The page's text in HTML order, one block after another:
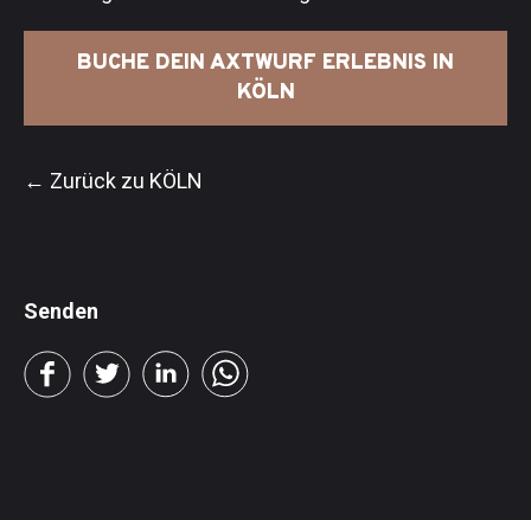
BUCHE DEIN AXTWURF ERLEBNIS IN
KÖLN
← Zurück zu KÖLN
Senden